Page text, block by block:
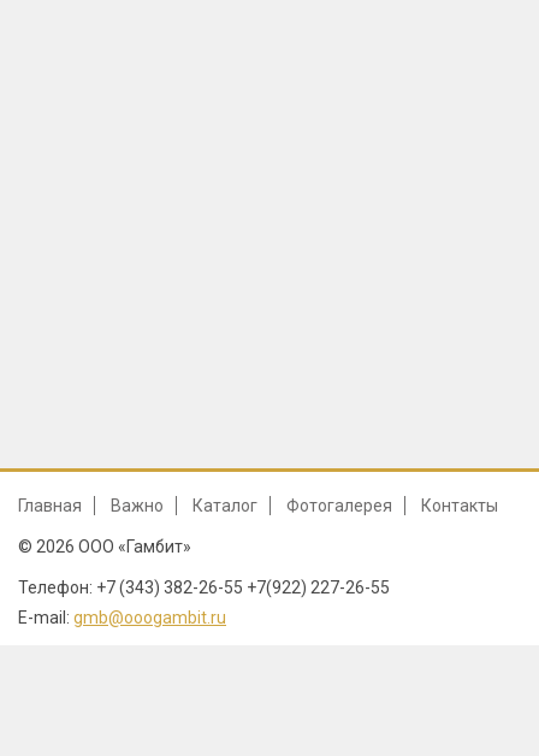
Главная Важно Каталог Фотогалерея Контакты
© 2026 ООО «Гамбит»
Телефон: +7 (343) 382-26-55 +7(922) 227-26-55
E-mail: gmb@ooogambit.ru